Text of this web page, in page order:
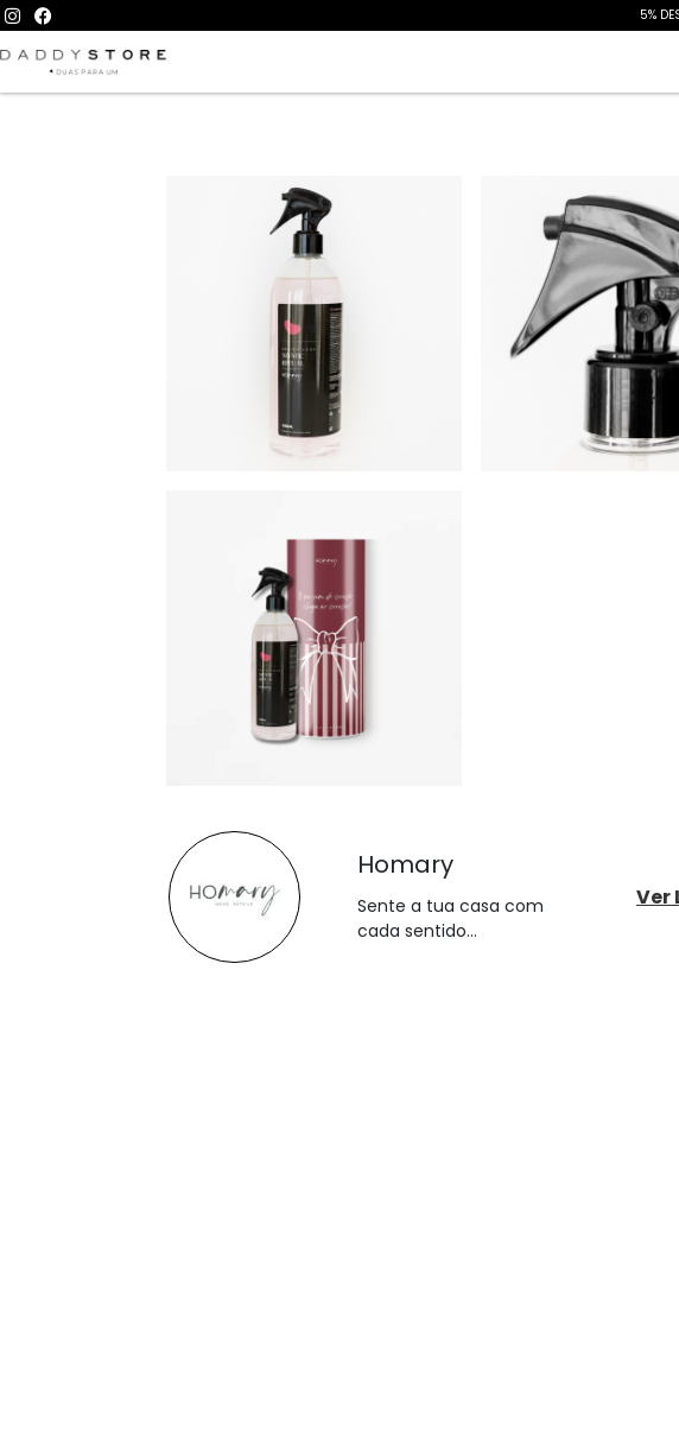
5%
Homary
Sente a tua casa com
cada sentido...
Ver